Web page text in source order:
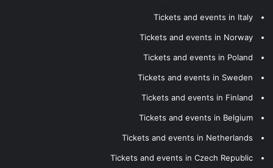
Tickets and events in Italy
Tickets and events in Norway
Tickets and events in Poland
Tickets and events in Sweden
Tickets and events in Finland
Tickets and events in Belgium
Tickets and events in Netherlands
Tickets and events in Czech Republic